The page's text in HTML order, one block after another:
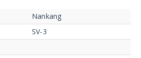
Nankang
SV-3